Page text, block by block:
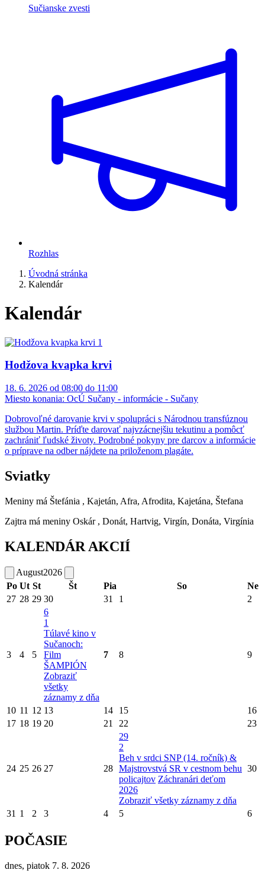
Sučianske zvesti
Rozhlas
Úvodná stránka
Kalendár
Kalendár
Hodžova kvapka krvi
18. 6. 2026 od 08:00 do 11:00
Miesto konania: OcÚ Sučany - informácie - Sučany
Dobrovoľné darovanie krvi v spolupráci s Národnou transfúznou
službou Martin. Príďte darovať najvzácnejšiu tekutinu a pomôcť
zachrániť ľudské životy. Podrobné pokyny pre darcov a informácie
o príprave na odber nájdete na priloženom plagáte.
Sviatky
Meniny má Štefánia , Kajetán, Afra, Afrodita, Kajetána, Štefana
Zajtra má meniny Oskár , Donát, Hartvig, Virgín, Donáta, Virgínia
KALENDÁR AKCIÍ
August2026
Po Ut St Št Pia So
Ne
27 28 29 30 31 1 2
3 4 5
6
1
Túlavé kino v
Sučanoch:
Film
ŠAMPIÓN
Zobraziť
všetky
záznamy z dňa
7 8 9
10 11 12 13 14 15
16
17 18 19 20 21 22 23
24 25 26 27 28
29
2
Beh v srdci SNP (14. ročník) &
Majstrovstvá SR v cestnom behu
policajtov Záchranári deťom
2026
Zobraziť všetky záznamy z dňa
30
31 1 2 3 4 5 6
POČASIE
dnes, piatok 7. 8. 2026